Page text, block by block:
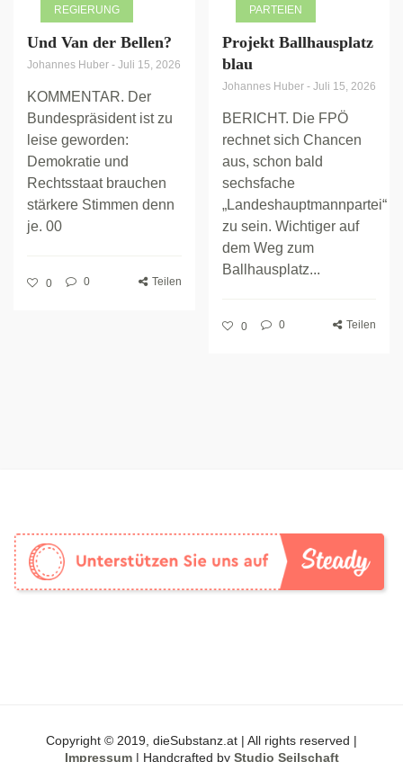
REGIERUNG
Und Van der Bellen?
Johannes Huber - Juli 15, 2026
KOMMENTAR. Der
Bundespräsident ist zu
leise geworden:
Demokratie und
Rechtsstaat brauchen
stärkere Stimmen denn
je. 00
0 0 Teilen
PARTEIEN
Projekt Ballhausplatz
blau
Johannes Huber - Juli 15, 2026
BERICHT. Die FPÖ
rechnet sich Chancen
aus, schon bald
sechsfache
„Landeshauptmannpartei“
zu sein. Wichtiger auf
dem Weg zum
Ballhausplatz...
0 0 Teilen
Copyright © 2019, dieSubstanz.at | All rights reserved |
Impressum| Handcrafted by Studio Seilschaft